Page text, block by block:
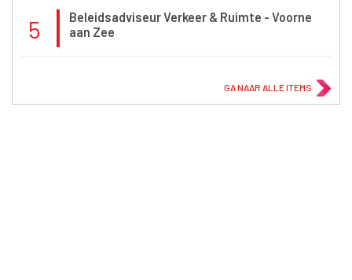
5
Beleidsadviseur Verkeer & Ruimte - Voorne
aan Zee
GA NAAR ALLE ITEMS